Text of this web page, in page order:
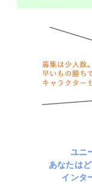
ユニ
あなたは
インタ